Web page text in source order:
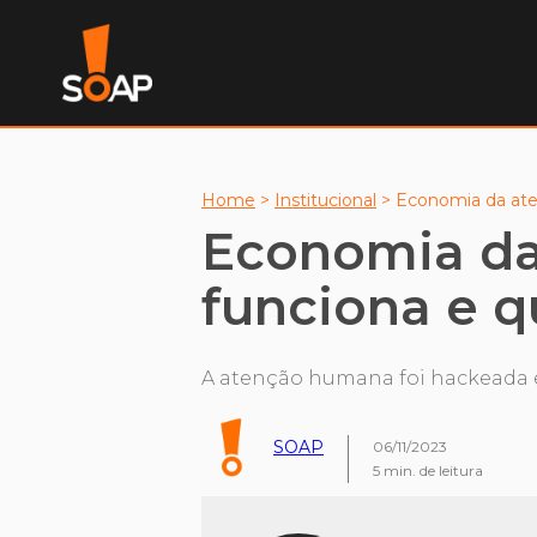
Home > Institucional > Economia da
Economia
funciona e
A atenção humana foi hackeada
SOAP
06/11/2023
5 min. de leitura